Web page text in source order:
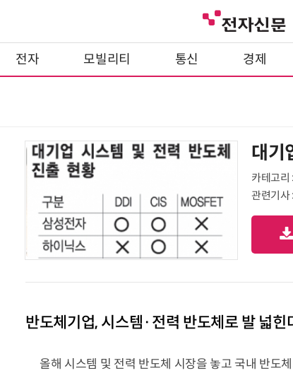
전자 모빌리티 통신 경제
대기
카테고리
관련기사 :
반도체기업, 시스템·전력 반도체로 발 넓힌
올해 시스템 및 전력 반도체 시장을 놓고 국내 반도